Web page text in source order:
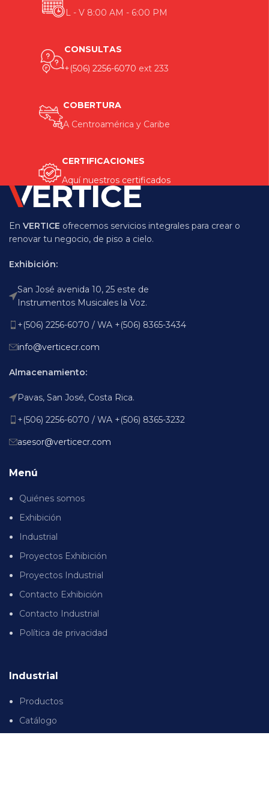
L - V 8:00 AM - 6:00 PM
CONSULTAS
+(506) 2256-6070 ext 233
COBERTURA
A Centroamérica y Caribe
CERTIFICACIONES
Aquí nuestros certificados
En VERTICE ofrecemos servicios integrales para crear o
renovar tu negocio, de piso a cielo.
Exhibición:
San José avenida 10, 25 este de
Instrumentos Musicales la Voz.
+(506) 2256-6070 / WA +(506) 8365-3434
info@verticecr.com
Almacenamiento:
Pavas, San José, Costa Rica.
+(506) 2256-6070 / WA +(506) 8365-3232
asesor@verticecr.com
Menú
Quiénes somos
Exhibición
Industrial
Proyectos Exhibición
Proyectos Industrial
Contacto Exhibición
Contacto Industrial
Política de privacidad
Industrial
Productos
Catálogo